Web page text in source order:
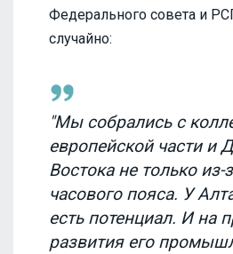
Федерального совета и
случайно:
"Мы собрались с
европейской части и
Востока не только из-
часового пояса. У
есть потенциал. И на
развития его